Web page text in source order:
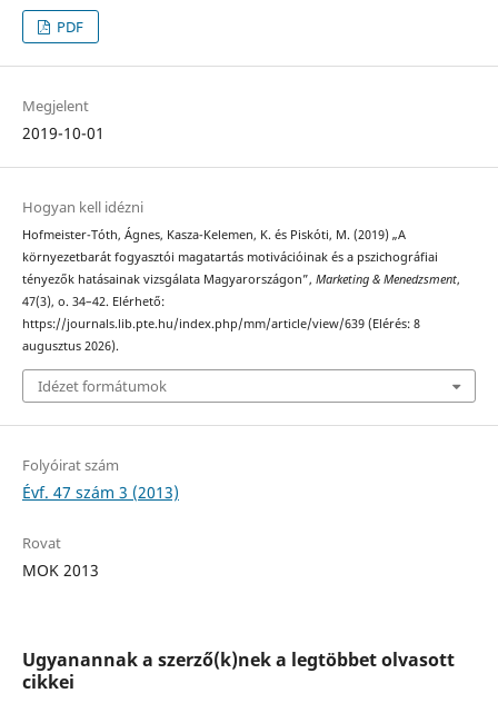
PDF
Megjelent
2019-10-01
Hogyan kell idézni
Hofmeister-Tóth, Ágnes, Kasza-Kelemen, K. és Piskóti, M. (2019) „A
környezetbarát fogyasztói magatartás motivációinak és a pszichográfiai
tényezők hatásainak vizsgálata Magyarországon”, Marketing & Menedzsment,
47(3), o. 34–42. Elérhető:
https://journals.lib.pte.hu/index.php/mm/article/view/639 (Elérés: 8
augusztus 2026).
Idézet formátumok
Folyóirat szám
Évf. 47 szám 3 (2013)
Rovat
MOK 2013
Ugyanannak a szerző(k)nek a legtöbbet olvasott
cikkei